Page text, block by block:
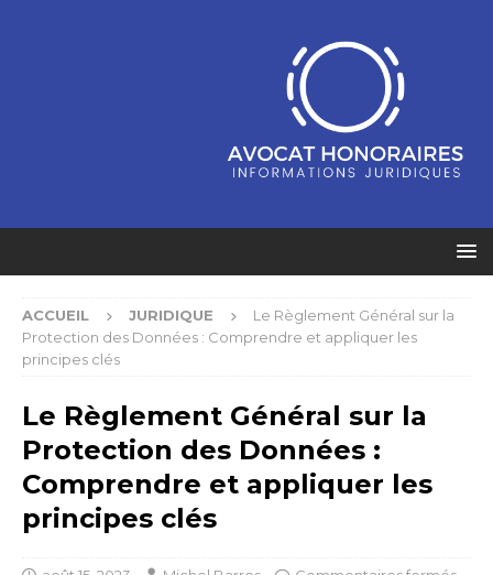
ACCUEIL JURIDIQUE
Le Règlement Général sur la
Protection des Données : Comprendre et appliquer les
principes clés
Le Règlement Général sur la
Protection des Données :
Comprendre et appliquer les
principes clés